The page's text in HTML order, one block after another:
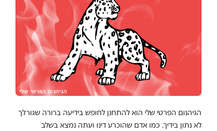
הגיהנום הפרטי שלי הוא להתחנן לחופש בידיעה ברורה שגורלך
לא נתון בידיך. כמו אדם שהוכרע דינו ועתה נמצא בשלב